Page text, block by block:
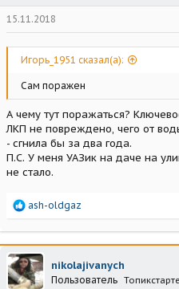
15.11.2018
Игорь_1951 сказал(а):
Сам поражен
А чему тут поражаться?
ЛКП не повреждено, чего от
- сгнила бы за два года.
П.С. У меня УАЗик на даче на
не стало.
Р
а
к
ц
и
и
ash-oldgaz
nikolajivanych
Пользователь